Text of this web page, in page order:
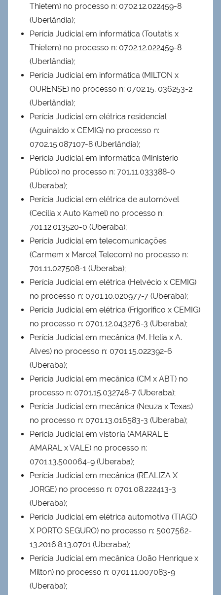
Thietem) no processo n: 0702.12.022459-8
(Uberlândia);
Perícia Judicial em informática (Toutatis x
Thietem) no processo n: 0702.12.022459-8
(Uberlândia);
Perícia Judicial em informática (MILTON x
OURENSE) no processo n: 0702.15. 036253-2
(Uberlândia);
Perícia Judicial em elétrica residencial
(Aguinaldo x CEMIG) no processo n:
0702.15.087107-8 (Uberlândia);
Perícia Judicial em informática (Ministério
Público) no processo n: 701.11.033388-0
(Uberaba);
Perícia Judicial em elétrica de automóvel
(Cecilia x Auto Kamel) no processo n:
701.12.013520-0 (Uberaba);
Perícia Judicial em telecomunicações
(Carmem x Marcel Telecom) no processo n:
701.11.027508-1 (Uberaba);
Perícia Judicial em elétrica (Helvécio x CEMIG)
no processo n: 0701.10.020977-7 (Uberaba);
Perícia Judicial em elétrica (Frigorifico x CEMIG)
no processo n: 0701.12.043276-3 (Uberaba);
Perícia Judicial em mecânica (M. Helia x A.
Alves) no processo n: 0701.15.022392-6
(Uberaba);
Perícia Judicial em mecânica (CM x ABT) no
processo n: 0701.15.032748-7 (Uberaba);
Perícia Judicial em mecânica (Neuza x Texas)
no processo n: 0701.13.016583-3 (Uberaba);
Perícia Judicial em vistoria (AMARAL E
AMARAL x VALE) no processo n:
0701.13.500064-9 (Uberaba);
Perícia Judicial em mecânica (REALIZA X
JORGE) no processo n: 0701.08.222413-3
(Uberaba);
Perícia Judicial em elétrica automotiva (TIAGO
X PORTO SEGURO) no processo n: 5007562-
13.2016.8.13.0701 (Uberaba);
Perícia Judicial em mecânica (João Henrique x
Milton) no processo n: 0701.11.007083-9
(Uberaba);